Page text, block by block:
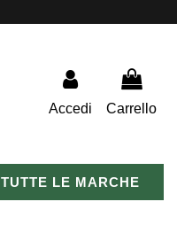
Accedi Carrello
TUTTE LE MARCHE